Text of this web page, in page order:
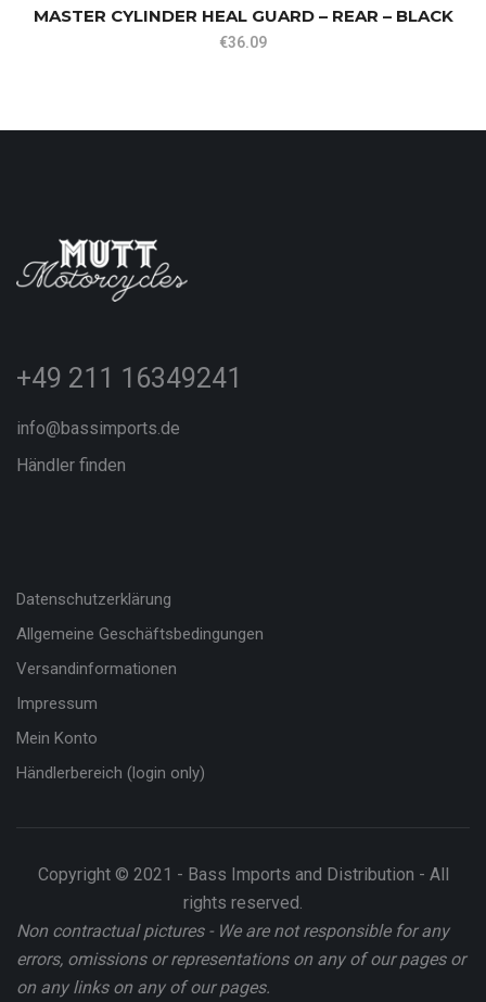
MASTER CYLINDER HEAL GUARD – REAR – BLACK
€36.09
+49 211 16349241
info@bassimports.de
Händler finden
Datenschutzerklärung
Allgemeine Geschäftsbedingungen
Versandinformationen
Impressum
Mein Konto
Händlerbereich (login only)
Copyright © 2021 - Bass Imports and Distribution - All
rights reserved.
Non contractual pictures - We are not responsible for any
errors, omissions or representations on any of our pages or
on any links on any of our pages.